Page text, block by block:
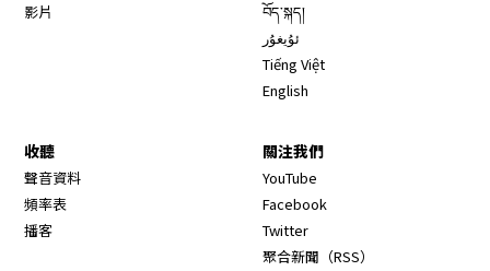
影片
བོད་སྐད།
ئۇيغۇر
Tiếng Việt
English
收聽
聲音資料
頻率表
播客
關注我們
YouTube
Facebook
Twitter
聚合新聞（RSS）